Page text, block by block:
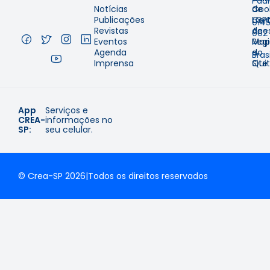
Notícias
Publicações
Revistas
Eventos
Agenda
Imprensa
de
de
e
do
Site
–
002
–
App
CREA-
SP:
Serviços e
informações no
seu celular.
© Crea-SP 2026|Todos os direitos reservados